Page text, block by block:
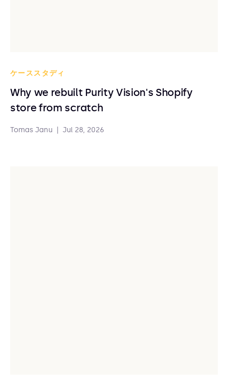
ケーススタディ
Why we rebuilt Purity Vision's Shopify
store from scratch
Tomas Janu Jul 28, 2026